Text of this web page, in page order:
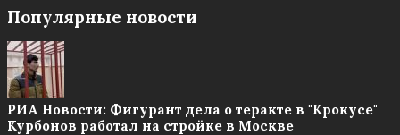
Популярные новости
РИА Новости: Фигурант дела о теракте в "Крокусе"
Курбонов работал на стройке в Москве